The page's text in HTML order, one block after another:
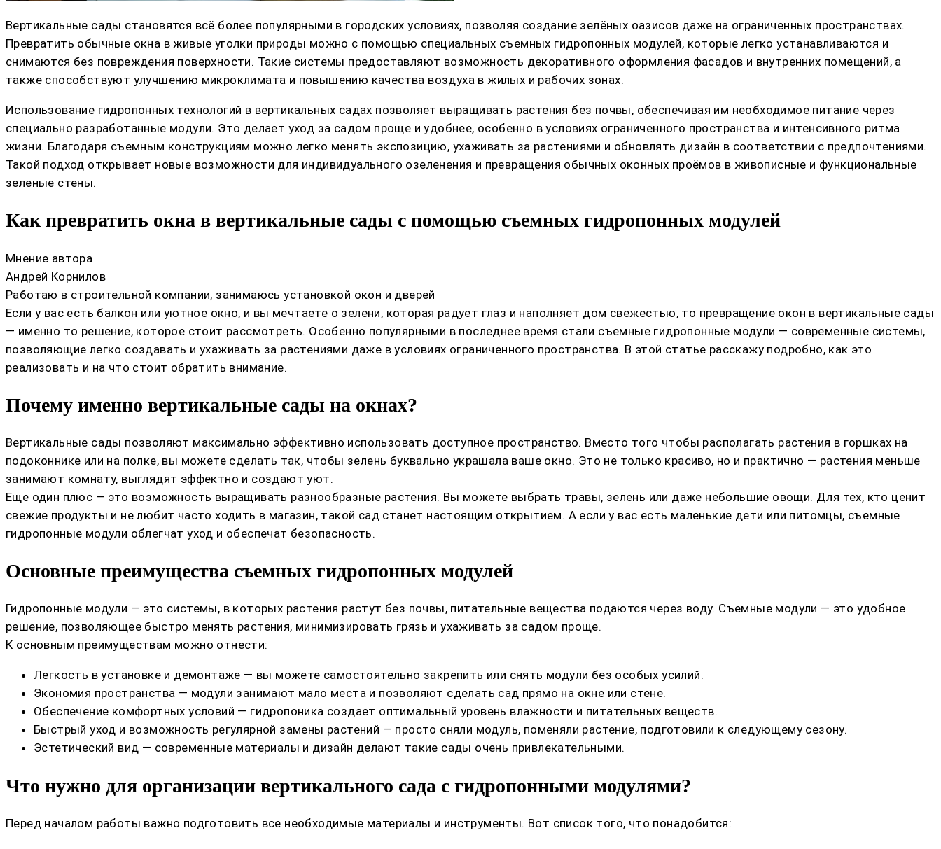
Вертикальные сады становятся всё более популярными в городских условиях, позволяя создание зелёных оазисов даже на ограниченных пространствах.
Превратить обычные окна в живые уголки природы можно с помощью специальных съемных гидропонных модулей, которые легко устанавливаются и
снимаются без повреждения поверхности. Такие системы предоставляют возможность декоративного оформления фасадов и внутренних помещений, а
также способствуют улучшению микроклимата и повышению качества воздуха в жилых и рабочих зонах.
Использование гидропонных технологий в вертикальных садах позволяет выращивать растения без почвы, обеспечивая им необходимое питание через
специально разработанные модули. Это делает уход за садом проще и удобнее, особенно в условиях ограниченного пространства и интенсивного ритма
жизни. Благодаря съемным конструкциям можно легко менять экспозицию, ухаживать за растениями и обновлять дизайн в соответствии с предпочтениями.
Такой подход открывает новые возможности для индивидуального озеленения и превращения обычных оконных проёмов в живописные и функциональные
зеленые стены.
Как превратить окна в вертикальные сады с помощью съемных гидропонных модулей
Мнение автора
Андрей Корнилов
Работаю в строительной компании, занимаюсь установкой окон и дверей
Если у вас есть балкон или уютное окно, и вы мечтаете о зелени, которая радует глаз и наполняет дом свежестью, то превращение окон в вертикальные сады
— именно то решение, которое стоит рассмотреть. Особенно популярными в последнее время стали съемные гидропонные модули — современные системы,
позволяющие легко создавать и ухаживать за растениями даже в условиях ограниченного пространства. В этой статье расскажу подробно, как это
реализовать и на что стоит обратить внимание.
Почему именно вертикальные сады на окнах?
Вертикальные сады позволяют максимально эффективно использовать доступное пространство. Вместо того чтобы располагать растения в горшках на
подоконнике или на полке, вы можете сделать так, чтобы зелень буквально украшала ваше окно. Это не только красиво, но и практично — растения меньше
занимают комнату, выглядят эффектно и создают уют.
Еще один плюс — это возможность выращивать разнообразные растения. Вы можете выбрать травы, зелень или даже небольшие овощи. Для тех, кто ценит
свежие продукты и не любит часто ходить в магазин, такой сад станет настоящим открытием. А если у вас есть маленькие дети или питомцы, съемные
гидропонные модули облегчат уход и обеспечат безопасность.
Основные преимущества съемных гидропонных модулей
Гидропонные модули — это системы, в которых растения растут без почвы, питательные вещества подаются через воду. Съемные модули — это удобное
решение, позволяющее быстро менять растения, минимизировать грязь и ухаживать за садом проще.
К основным преимуществам можно отнести:
Легкость в установке и демонтаже — вы можете самостоятельно закрепить или снять модули без особых усилий.
Экономия пространства — модули занимают мало места и позволяют сделать сад прямо на окне или стене.
Обеспечение комфортных условий — гидропоника создает оптимальный уровень влажности и питательных веществ.
Быстрый уход и возможность регулярной замены растений — просто сняли модуль, поменяли растение, подготовили к следующему сезону.
Эстетический вид — современные материалы и дизайн делают такие сады очень привлекательными.
Что нужно для организации вертикального сада с гидропонными модулями?
Перед началом работы важно подготовить все необходимые материалы и инструменты. Вот список того, что понадобится: